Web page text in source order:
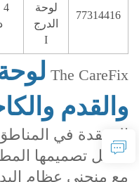
77314416
لوحة
الدرج
I
The CareFix
والقدم
المعقدة في
بفضل تصميمها
مع منحنى عظام